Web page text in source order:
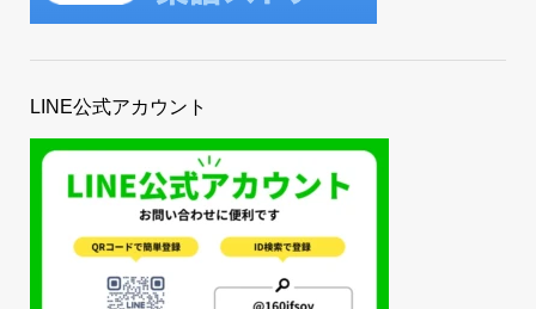
LINE公式アカウント